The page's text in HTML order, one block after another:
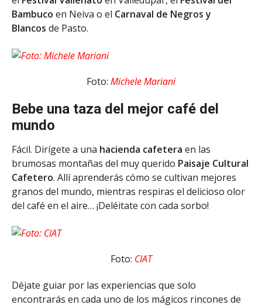
Bambuco en Neiva o el Carnaval de Negros y
Blancos de Pasto.
Foto: Michele Mariani
Bebe una taza del mejor café del
mundo
Fácil. Dirígete a una hacienda cafetera en las
brumosas montañas del muy querido Paisaje Cultural
Cafetero. Allí aprenderás cómo se cultivan mejores
granos del mundo, mientras respiras el delicioso olor
del café en el aire… ¡Deléitate con cada sorbo!
Foto: CIAT
Déjate guiar por las experiencias que solo
encontrarás en cada uno de los mágicos rincones de